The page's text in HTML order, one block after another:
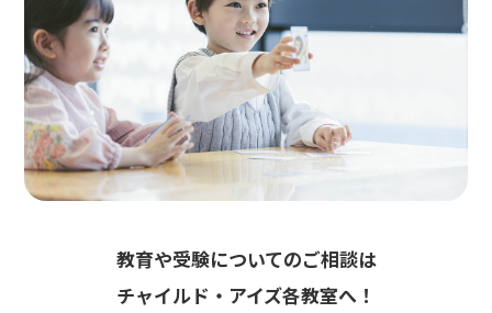
教育や受験についてのご相談は
チャイルド・アイズ各教室へ！